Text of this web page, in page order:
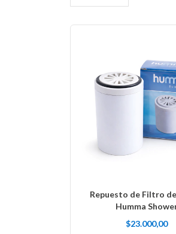
Repuesto de Filtro
Humma
$23.000,00